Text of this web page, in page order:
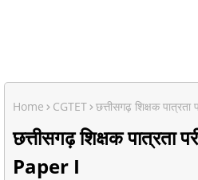
Home CGTET छत्तीसगढ़ शिक्षक
छत्तीसगढ़ शिक्षक पात्रता
Paper I